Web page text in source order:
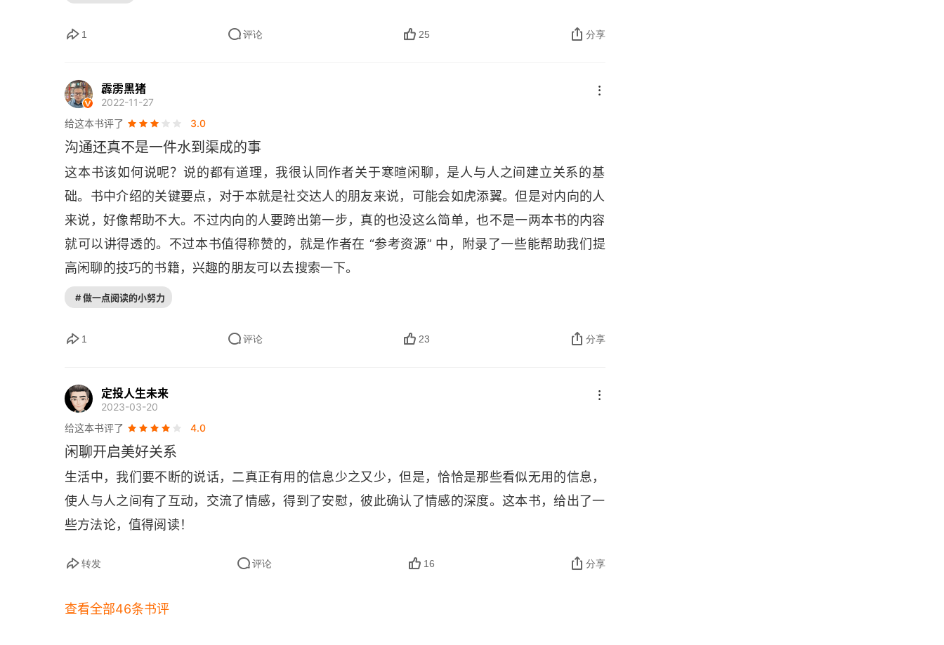
第19章 怎样把孩子培养成流利、轻松且富有魅力的闲聊高手？ 教育孩子
结语 闲聊也许比你想得更重要 也比你想得更好
参考资源 最近读了哪些好书？
参考文献
关于作者
终相信，演 100 遍，我们演的就是自己。比如说，你想和同事之间构建良好的协作关系，我建议
同事后，才有可能产生热爱。热爱之后才会有发自心底的赞美，之后才是关系的构建。正如北京
十一学校的李希贵校长所言：“先启动关系，再解决问题。” 每一次闲聊的背后，都有素材的积
累，每一次闲聊的背后，都有练习的影子。
1 评论 25 分享
霹雳黑猪
2022-11-27
给这本书评了
3.0
沟通还真不是一件水到渠成的事
这本书该如何说呢？说的都有道理，我很认同作者关于寒暄闲聊，是人与人之间建立关系的基
础。书中介绍的关键要点，对于本就是社交达人的朋友来说，可能会如虎添翼。但是对内向的人
来说，好像帮助不大。不过内向的人要跨出第一步，真的也没这么简单，也不是一两本书的内容
就可以讲得透的。不过本书值得称赞的，就是作者在 “参考资源” 中，附录了一些能帮助我们提
高闲聊的技巧的书籍，兴趣的朋友可以去搜索一下。
# 做一点阅读的小努力
1 评论 23 分享
定投人生未来
2023-03-20
给这本书评了
4.0
闲聊开启美好关系
生活中，我们要不断的说话，二真正有用的信息少之又少，但是，恰恰是那些看似无用的信息，
使人与人之间有了互动，交流了情感，得到了安慰，彼此确认了情感的深度。这本书，给出了一
些方法论，值得阅读！
转发 评论 16 分享
查看全部46条书评